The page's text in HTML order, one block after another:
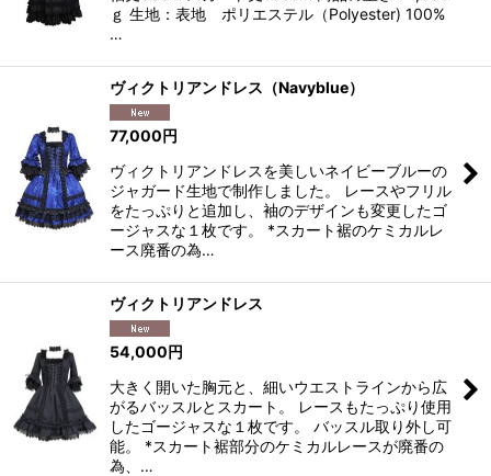
ｇ 生地：表地 ポリエステル（Polyester) 100%
…
ヴィクトリアンドレス（Navyblue）
77,000円
ヴィクトリアンドレスを美しいネイビーブルーの
ジャガード生地で制作しました。 レースやフリル
をたっぷりと追加し、袖のデザインも変更したゴ
ージャスな１枚です。 *スカート裾のケミカルレ
ース廃番の為…
ヴィクトリアンドレス
54,000円
大きく開いた胸元と、細いウエストラインから広
がるバッスルとスカート。 レースもたっぷり使用
したゴージャスな１枚です。 バッスル取り外し可
能。 *スカート裾部分のケミカルレースが廃番の
為、…